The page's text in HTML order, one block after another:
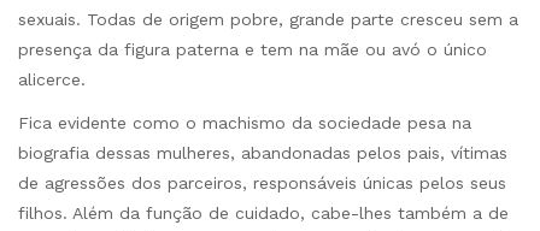
sexuais. Todas de origem pobre, grande parte cresceu sem a
presença da figura paterna e tem na mãe ou avó o único
alicerce.
Fica evidente como o machismo da sociedade pesa na
biografia dessas mulheres, abandonadas pelos pais, vítimas
de agressões dos parceiros, responsáveis únicas pelos seus
filhos. Além da função de cuidado, cabe-lhes também a de